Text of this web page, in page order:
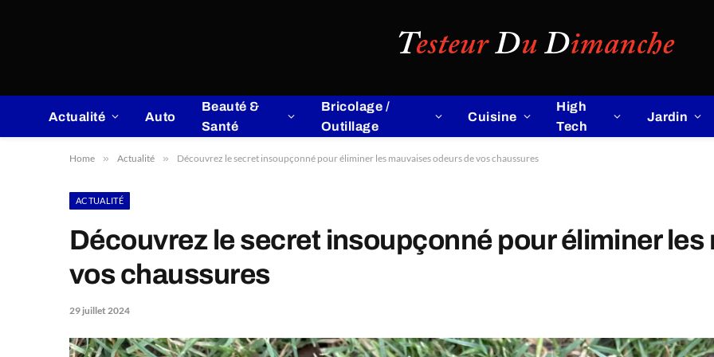
Actualité Auto
Beauté &
Santé
Bricolage /
Outillage
Cuisine
High
Tech
Jardin
Home » Actualité » Découvrez le secret insoupçonné pour éliminer les mauvaises odeurs de vos chaussures
ACTUALITÉ
Découvrez le secret insoupçonné pour éliminer
vos chaussures
29 juillet 2024